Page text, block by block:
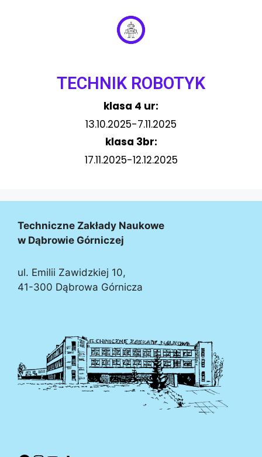
TECHNIK ROBOTYK
klasa 4 ur:
13.10.2025-7.11.2025
klasa 3br:
17.11.2025-12.12.2025
Techniczne Zakłady Naukowe
w Dąbrowie Górniczej
ul. Emilii Zawidzkiej 10,
41-300 Dąbrowa Górnicza